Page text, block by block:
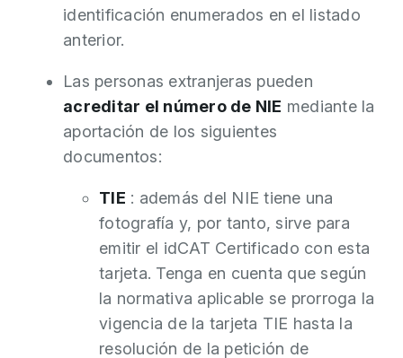
identificación enumerados en el listado
anterior.
Las personas extranjeras pueden
acreditar el número de NIE mediante la
aportación de los siguientes
documentos:
TIE : además del NIE tiene una
fotografía y, por tanto, sirve para
emitir el idCAT Certificado con esta
tarjeta. Tenga en cuenta que según
la normativa aplicable se prorroga la
vigencia de la tarjeta TIE hasta la
resolución de la petición de